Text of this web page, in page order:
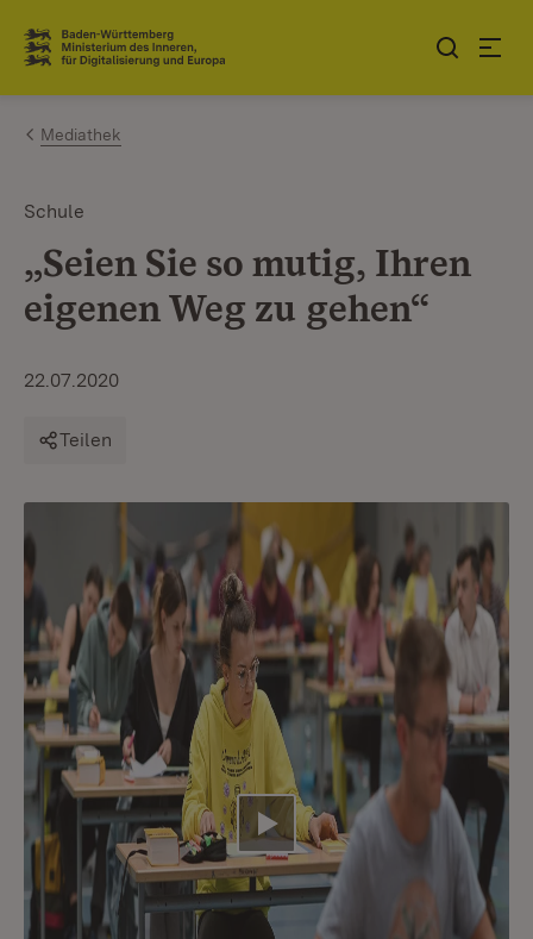
Zum Inhalt springen
Link zur Startseite
Mediathek
Schule
„Seien Sie so mutig, Ihren
eigenen Weg zu gehen“
22.07.2020
Teilen
Video abspielen